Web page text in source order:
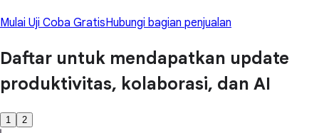
Mulai Uji Coba GratisHubungi bagian penjualan
Daftar untuk mendapatkan update
produktivitas, kolaborasi, dan AI
1 2